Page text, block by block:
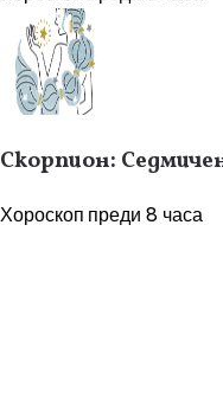
Скорпион:
Хороскоп преди 8 часа